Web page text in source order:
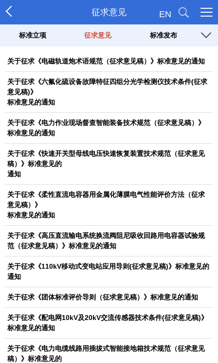
征求意见 EN
标准立项 征求意见 标准发布
关于征求《电磁轨道炮术语规范（征求意见稿）》标准意见的通知
关于征求《六氟化硫设备故障特征四组分光学检测仪技术条件(征求
意见稿)》
标准意见的通知
关于征求《电力作业现场督查智能装备技术规范（征求意见稿）》
标准意见的通知
关于征求《快速开关型母线电压快速恢复装置技术规范（征求意见
稿）》标准意见的
通知
关于征求《柔性直流电容器用金属化薄膜电气性能评价方法（征求
意见稿）》
标准意见的通知
关于征求《高压直流输电系统换流阀阻尼吸收回路用电容器试验规
范（征求意见稿）》标准意见的通知
关于征求《110kV移动式变电站应用导则(征求意见稿)》标准意见的
通知
关于征求《团体标准评价导则（征求意见稿）》标准意见的通知
关于征求《配电网10kV及20kV交流传感器技术条件(征求意见稿)》
标准意见的通知
关于征求《电力电缆线路用插拔式智能接地箱技术规范（征求意见
稿）》标准意见的